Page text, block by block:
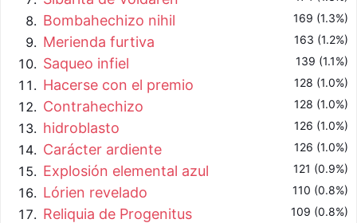
Bombahechizo nihil 169 (1.3%)
Merienda furtiva 163 (1.2%)
Saqueo infiel 139 (1.1%)
Hacerse con el premio 128 (1.0%)
Contrahechizo 128 (1.0%)
hidroblasto 126 (1.0%)
Carácter ardiente 126 (1.0%)
Explosión elemental azul 121 (0.9%)
Lórien revelado 110 (0.8%)
Reliquia de Progenitus 109 (0.8%)